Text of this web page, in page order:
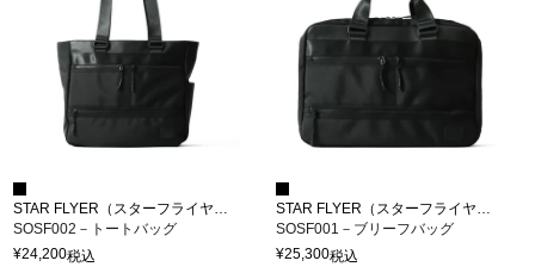
STAR FLYER（スターフライヤー）
SOSF002－トートバッグ
¥24,200税込
STAR FLYER（スターフライヤー）
SOSF001－ブリーフバッグ
¥25,300税込